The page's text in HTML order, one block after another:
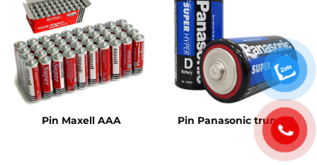
Pin Maxell AAA Pin Panasonic trung D